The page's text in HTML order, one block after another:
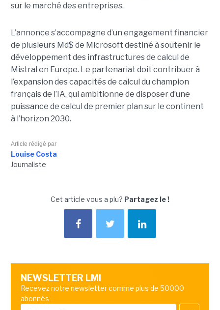
sur le marché des entreprises.
L’annonce s’accompagne d’un engagement financier
de plusieurs Md$ de Microsoft destiné à soutenir le
développement des infrastructures de calcul de
Mistral en Europe. Le partenariat doit contribuer à
l’expansion des capacités de calcul du champion
français de l’IA, qui ambitionne de disposer d’une
puissance de calcul de premier plan sur le continent
à l’horizon 2030.
Article rédigé par
Louise Costa
Journaliste
Cet article vous a plu? Partagez le !
NEWSLETTER LMI
Recevez notre newsletter comme plus de 50000
abonnés